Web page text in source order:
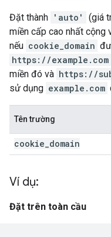
Đặt thành 'auto'
(giá
miền cấp cao nhất cộng
nếu cookie_domain
https://example.com
miền đó và https://
sử dụng example.com
Tên trường
cookie domain
Ví dụ:
Đặt trên toàn cầu